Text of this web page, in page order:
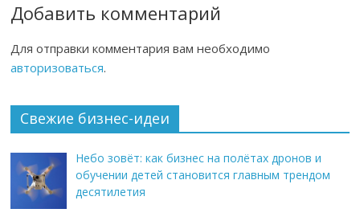
Добавить комментарий
Для отправки комментария вам необходимо
авторизоваться.
Свежие бизнес-идеи
Небо зовёт: как бизнес на полётах дронов и
обучении детей становится главным трендом
десятилетия